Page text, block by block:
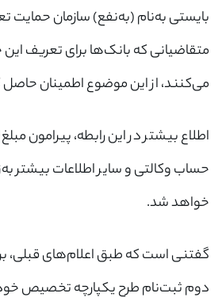
بایستی به‌نام (به‌نفع) سازمان حمایت
متقاضیانی که بانک‌ها برای تعریف
می‌کنند، از این موضوع اطمینان
اطلاع بیشتر در این رابطه، پیرامون مبلغ
حساب وکالتی و سایر اطلاعات بیشتر
خواهد شد.
گفتنی است که طبق اعلام‌های قبلی،
دوم ثبت‌نام طرح یکپارچه تخصیص
ورود به حساب کاربری
بعد از ثبت شماره کد برای شما پیامک خواهد شد